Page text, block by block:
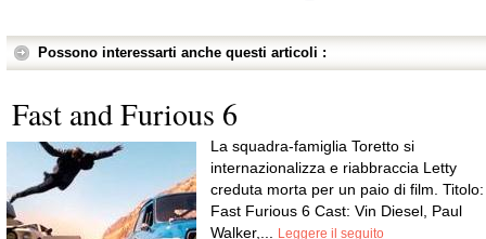
Possono interessarti anche questi articoli :
Fast and Furious 6
La squadra-famiglia Toretto si
internazionalizza e riabbraccia Letty
creduta morta per un paio di film. Titolo:
Fast Furious 6 Cast: Vin Diesel, Paul
Walker,...
Leggere il seguito